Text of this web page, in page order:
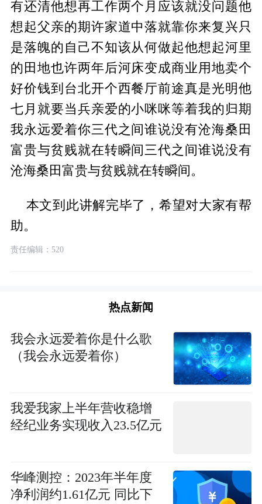
有还清他想再工作两个月应该就没问题他
想起父亲的期许家道中落就靠你来复兴只
是落魄的自己不知该从何做起他想起河里
的田地也许两年后河床变成商业用地卖个
好价钱到台北开个西餐厅前途真是光明他
七月就要当兵亲爱的小咪咪等着我的归期
我永远爱着你三代之间谁说没有沧海桑田
富贵与贫贱就在转瞬间三代之间谁说没有
沧海桑田富贵与贫贱就在转瞬间。
本文到此讲解完毕了，希望对大家有帮
助。
责任编辑：520
热点新闻
我会永远爱着你是什么歌
（我会永远爱着你）
我爱我家上半年营收稳增
经纪业务实现收入23.5亿元
华峰测控：2023年半年度
净利润约1.61亿元 同比下